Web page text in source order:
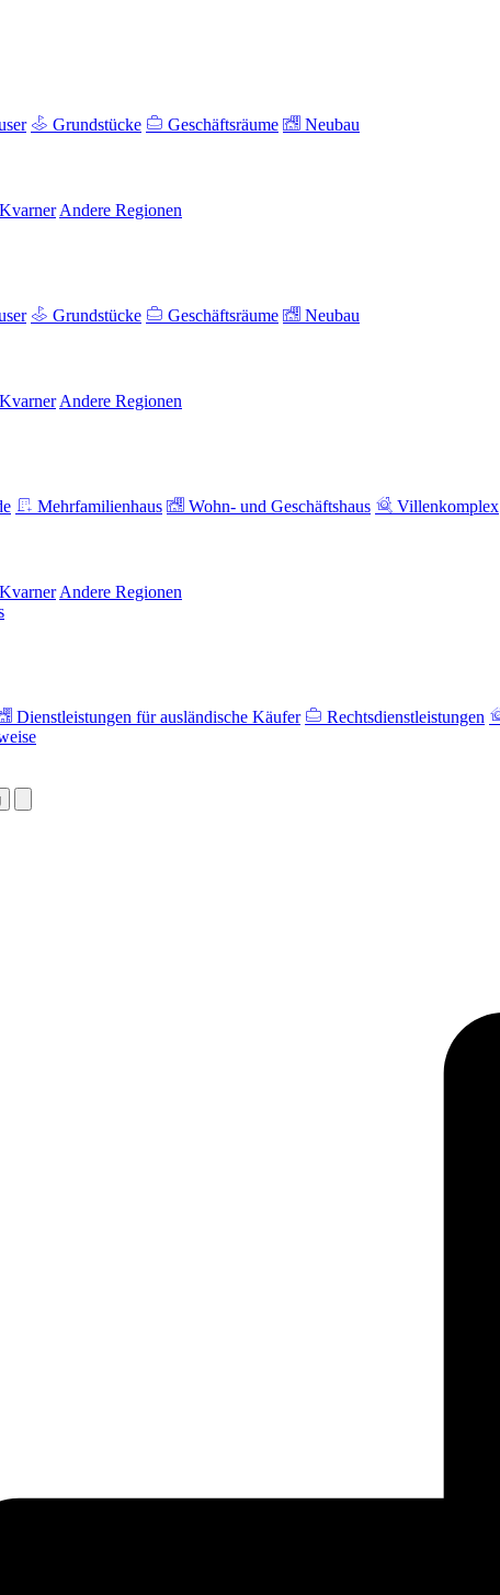
Grundstücke Geschäftsräume Neubau
Kvarner Andere Regionen
Grundstücke Geschäftsräume Neubau
Kvarner Andere Regionen
Mehrfamilienhaus Wohn- und Geschäftshaus Villenkomplex
Kvarner Andere Regionen
Dienstleistungen für ausländische Käufer Rechtsdienstleistungen